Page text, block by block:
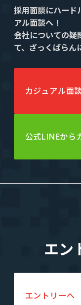
採用面談にハード
アル面談へ！
会社についての疑
て、ざっくばらん
カジュアル面
公式LINEから
エン
エントリーへ